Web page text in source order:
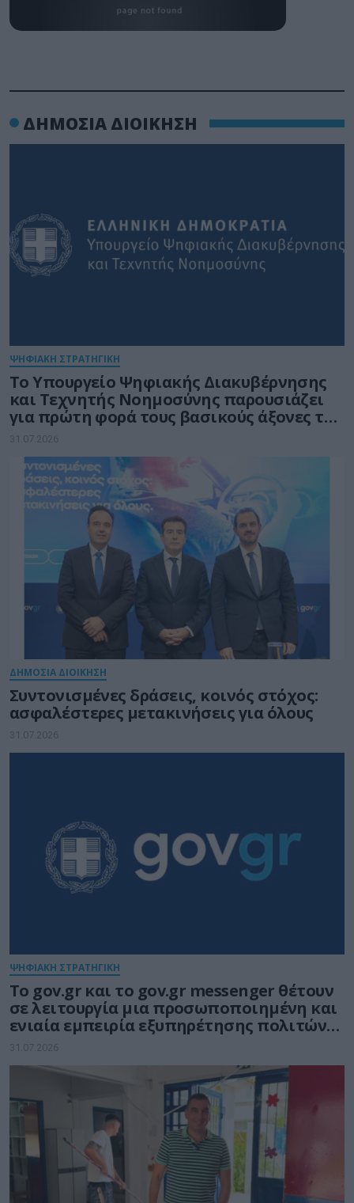
ΔΗΜΟΣΙΑ ΔΙΟΙΚΗΣΗ
ΨΗΦΙΑΚΗ ΣΤΡΑΤΗΓΙΚΗ
Το Υπουργείο Ψηφιακής Διακυβέρνησης
και Τεχνητής Νοημοσύνης παρουσιάζει
για πρώτη φορά τους βασικούς άξονες του
νέου Εθνικού Διαστημικού Προγράμματος
31.07.2026
ΔΗΜΟΣΙΑ ΔΙΟΙΚΗΣΗ
Συντονισμένες δράσεις, κοινός στόχος:
ασφαλέστερες μετακινήσεις για όλους
31.07.2026
ΨΗΦΙΑΚΗ ΣΤΡΑΤΗΓΙΚΗ
Το gov.gr και το gov.gr messenger θέτουν
σε λειτουργία μια προσωποποιημένη και
ενιαία εμπειρία εξυπηρέτησης πολιτών
και επιχειρήσεων
31.07.2026